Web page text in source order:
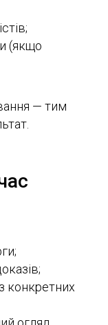
(якщо
— тим
конкретних